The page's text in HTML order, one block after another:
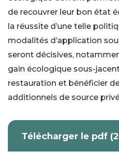
de recouvrer leur bon état
la réussite d’une telle
modalités d’application
seront décisives,
gain écologique sous-
restauration et bénéficier
additionnels de source
Télécharger le pdf